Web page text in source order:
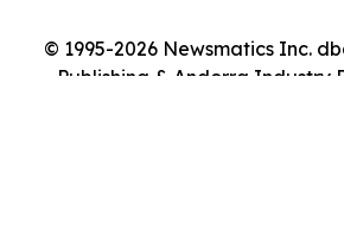
© 1995-2026 Newsmatics Inc.
Publishing & Andorra Industry